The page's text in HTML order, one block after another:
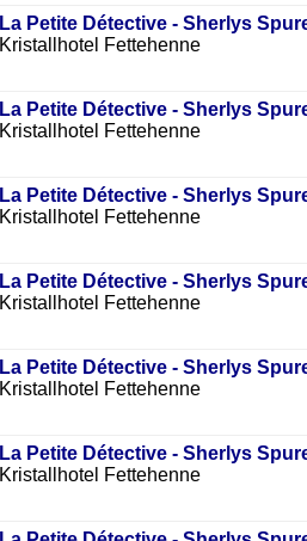
La Petite Détective - Sherlys
Kristallhotel Fettehenne
La Petite Détective - Sherlys
Kristallhotel Fettehenne
La Petite Détective - Sherlys
Kristallhotel Fettehenne
La Petite Détective - Sherlys
Kristallhotel Fettehenne
La Petite Détective - Sherlys
Kristallhotel Fettehenne
La Petite Détective - Sherlys
Kristallhotel Fettehenne